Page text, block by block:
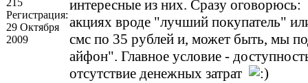
215
Регистрация:
29 Октября
2009
интересные из них. Сразу оговорюсь:
акциях вроде "лучший покупатель"
смс по 35 рублей и, может быть, мы
айфон". Главное условие -
отсутствие денежных затрат